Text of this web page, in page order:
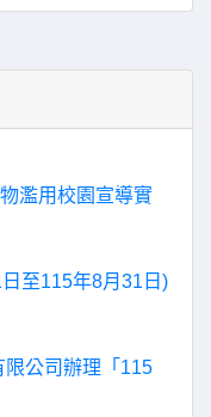
濫用校園宣導實
至115年8月31日)
公司辦理「115